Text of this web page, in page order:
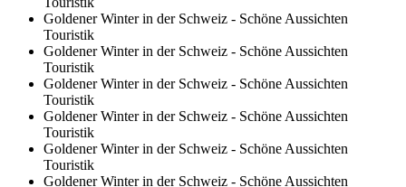
Goldener Winter in der Schweiz - Schöne Aussichten
Touristik
Goldener Winter in der Schweiz - Schöne Aussichten
Touristik
Goldener Winter in der Schweiz - Schöne Aussichten
Touristik
Goldener Winter in der Schweiz - Schöne Aussichten
Touristik
Goldener Winter in der Schweiz - Schöne Aussichten
Touristik
Goldener Winter in der Schweiz - Schöne Aussichten